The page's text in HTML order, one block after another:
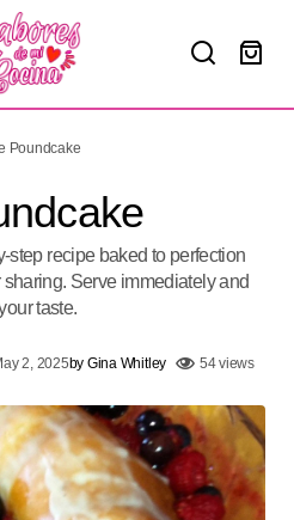
Poundcake
step recipe baked to perfection
Serve immediately and
taste.
2, 2025by Gina Whitley 54 views